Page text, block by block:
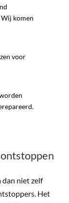
komen
voor
dan niet zelf
Het